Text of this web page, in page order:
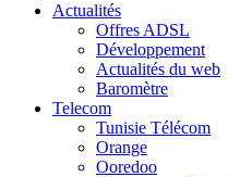
Actualités
Offres ADSL
Développement
Actualités du web
Baromètre
Telecom
Tunisie Télécom
Orange
Ooredoo